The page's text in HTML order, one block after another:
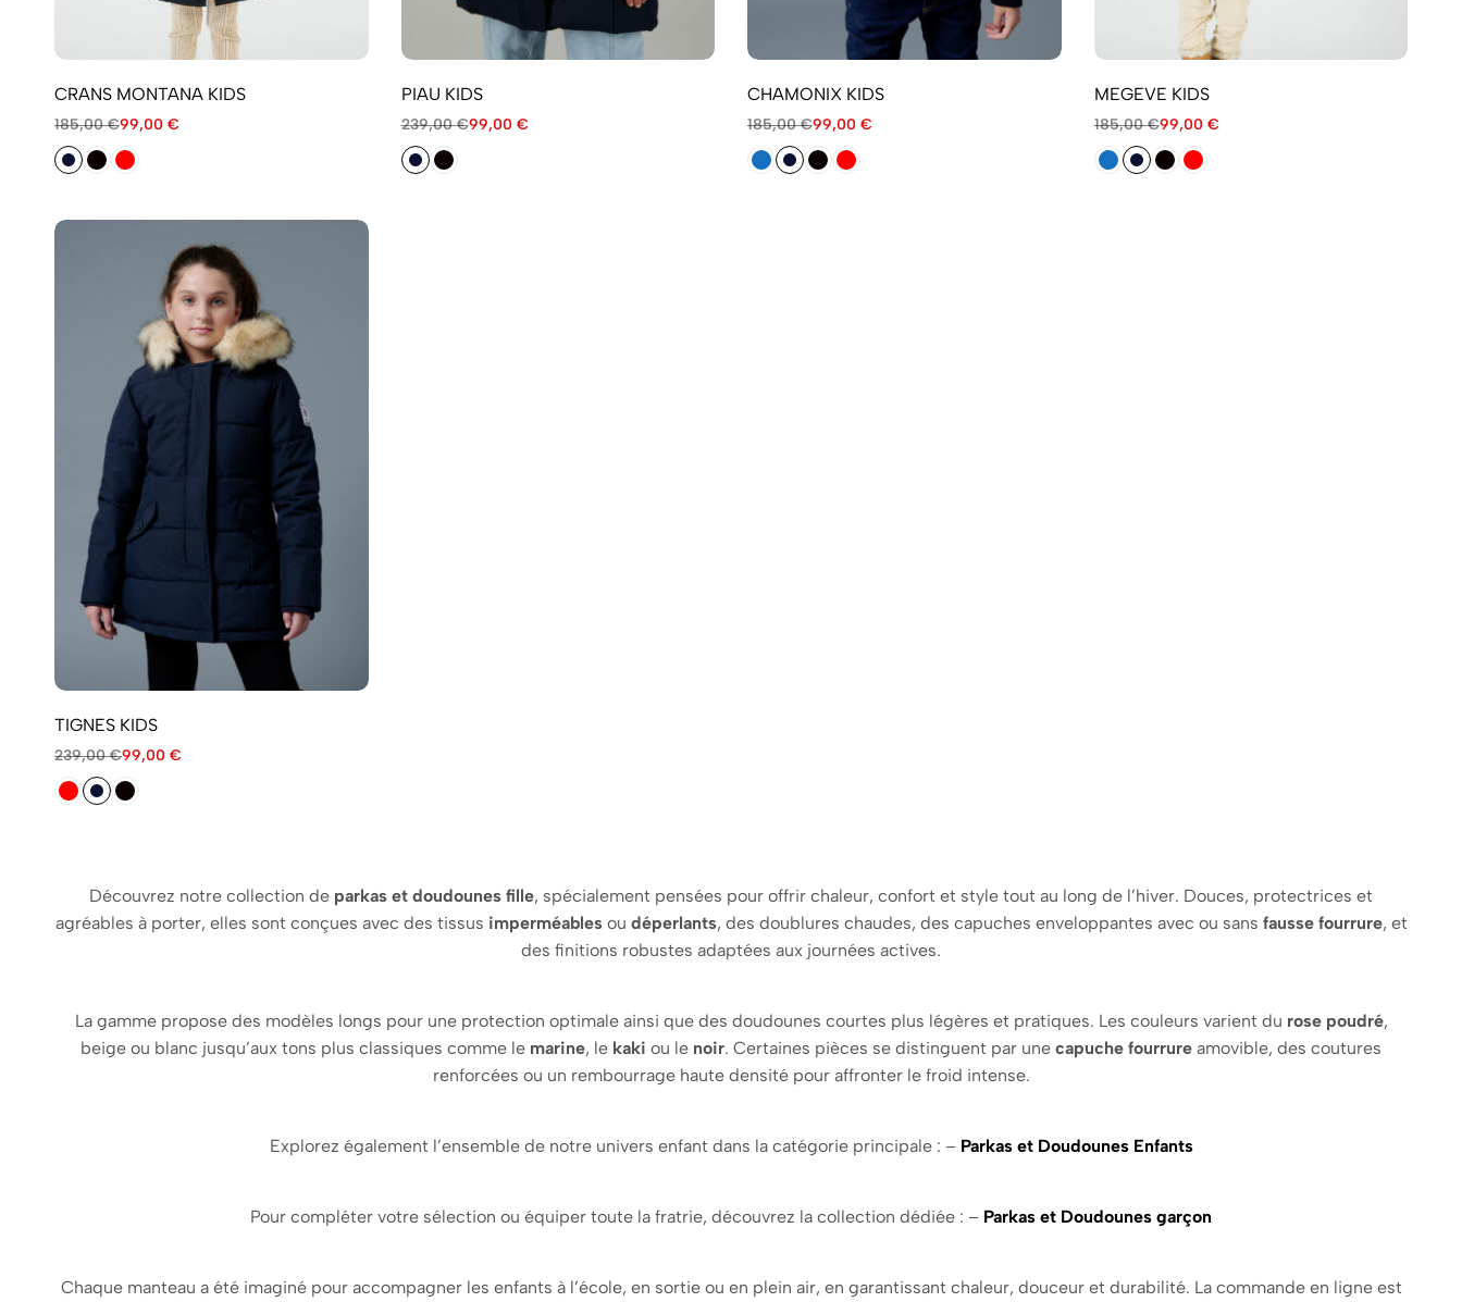
CRANS MONTANA KIDS
185,00€99,00 €
PIAU KIDS
239,00€99,00 €
CHAMONIX KIDS
185,00€99,00 €
MEGEVE KIDS
185,00€99,00 €
TIGNES KIDS
239,00€99,00 €
Découvrez notre collection de parkas et doudounes fille, spécialement pensées pour offrir chaleur, confort et style tout au long de l’hiver. Douces, protectrices et
agréables à porter, elles sont conçues avec des tissus imperméablesou déperlants, des doublures chaudes, des capuches enveloppantes avec ou sans fausse fourrure, et
des finitions robustes adaptées aux journées actives.
La gamme propose des modèles longs pour une protection optimale ainsi que des doudounes courtes plus légères et pratiques. Les couleurs varient du rose poudré,
beige ou blanc jusqu’aux tons plus classiques comme le marine, le kaki ou le noir. Certaines pièces se distinguent par une capuche fourrure amovible, des coutures
renforcées ou un rembourrage haute densité pour affronter le froid intense.
Explorez également l’ensemble de notre univers enfant dans la catégorie principale : – Parkas et Doudounes Enfants
Pour compléter votre sélection ou équiper toute la fratrie, découvrez la collection dédiée : – Parkas et Doudounes garçon
Chaque manteau a été imaginé pour accompagner les enfants à l’école, en sortie ou en plein air, en garantissant chaleur, douceur et durabilité. La commande en ligne est